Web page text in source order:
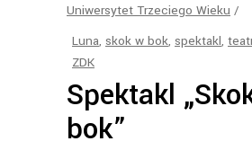
Uniwersytet Trzeciego Wieku
Luna, skok w bok, spektakl,
ZDK
Spektakl
bok”